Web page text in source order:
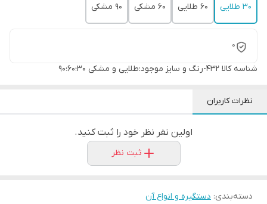
30 طلایی ۶۰ طلایی ۶۰ مشکی ۹۰ مشکی
0
شناسه کالا 432-رنگ و سایز موجود:طلایی و مشکی 30؛60؛90
نظرات کاربران
اولین نفر نظر خود را ثبت کنید.
ثبت نظر
دسته‌بندی: دستگیره و انواع آن